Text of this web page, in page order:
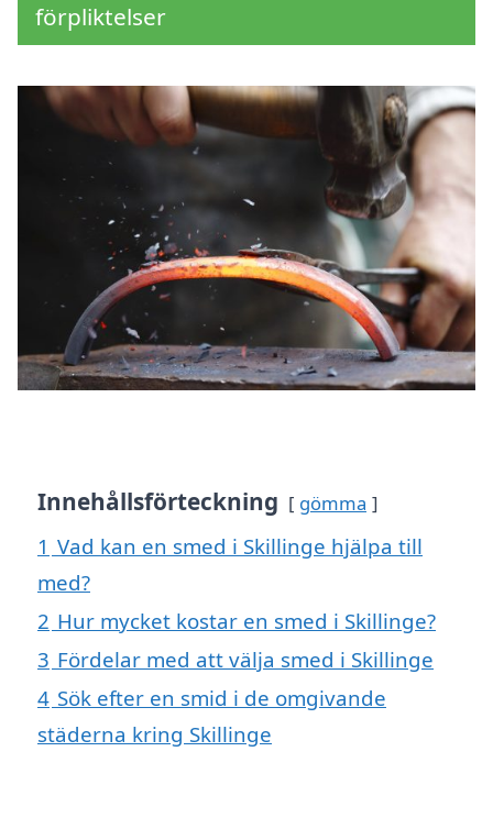
förpliktelser
Innehållsförteckning gömma
1 Vad kan en smed i Skillinge hjälpa till
med?
2 Hur mycket kostar en smed i Skillinge?
3 Fördelar med att välja smed i Skillinge
4 Sök efter en smid i de omgivande
städerna kring Skillinge